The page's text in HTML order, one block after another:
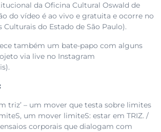
da Oficina Cultural Oswald de
do vídeo é ao vivo e gratuita e ocorre no
Culturais do Estado de São Paulo).
também um bate-papo com alguns
via live no Instagram
triz’ – um mover que testa sobre limites
um mover limiteS: estar em TRIZ. /
corporais que dialogam com